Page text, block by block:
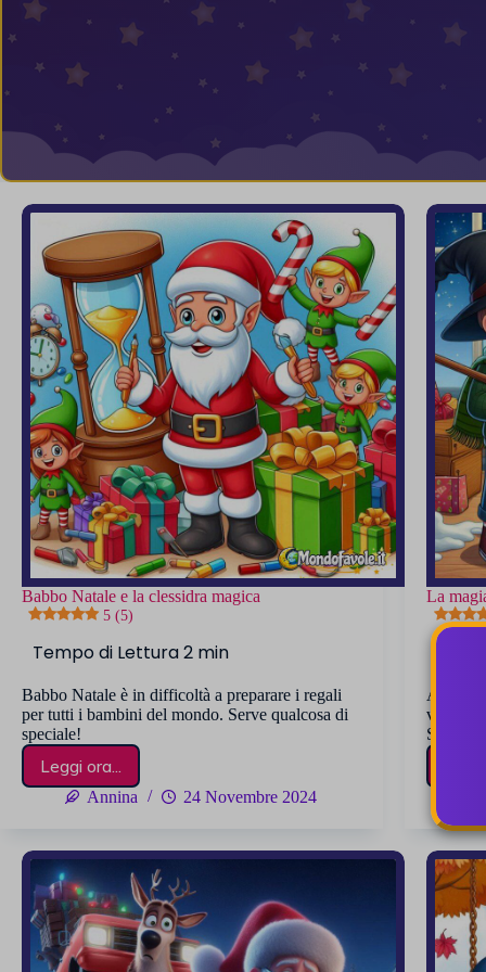
Babbo Natale e la clessidra magica
5 (5)
Babbo Natale è in difficoltà a preparare i regali
per tutti i bambini del mondo. Serve qualcosa di
speciale!
Leggi ora...
Babbo
Natale
clessidra
magica
5 (5)
Annina 24 Novembre 2024
La
Alessio,
vivendo